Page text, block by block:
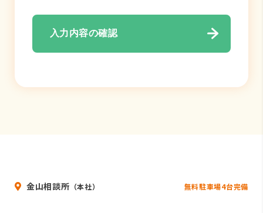
・各種お問い合わせ対応のため
結し、お客様の個人情報を厳密に管理
入力内容の確認
金山相談所 （本社） 無料駐車場4台完備